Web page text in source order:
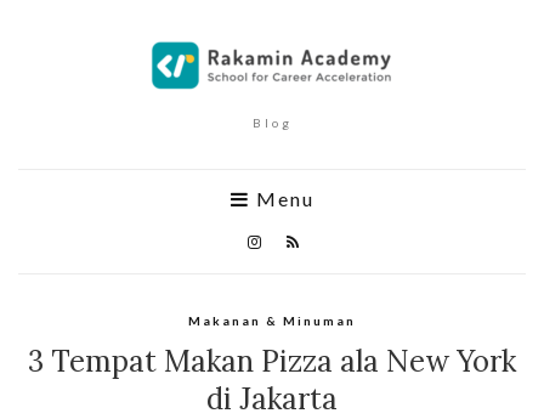
Blog
Menu
Makanan & Minuman
3 Tempat Makan Pizza ala New York
di Jakarta